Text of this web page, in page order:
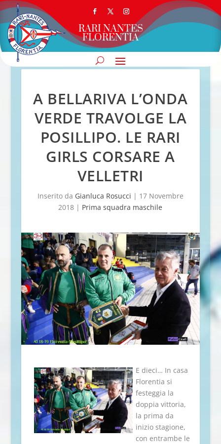
RARI NANTES
FLORENTIA
A BELLARIVA L’ONDA
VERDE TRAVOLGE LA
POSILLIPO. LE RARI
GIRLS CORSARE A
VELLETRI
Inserito da Gianluca Rosucci | 17 Novembre
2018 | Prima squadra maschile
E dieci… In casa
Florentia si
festeggia la
doppia vittoria,
la prima da
inizio stagione,
con entrambe le